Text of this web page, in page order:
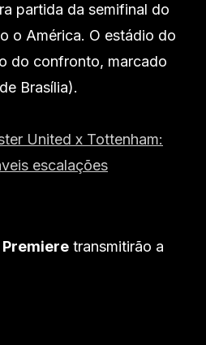
partida da semifinal do
o América. O estádio do
do confronto, marcado
Brasília).
United x Tottenham:
escalações
Premiere transmitirão a